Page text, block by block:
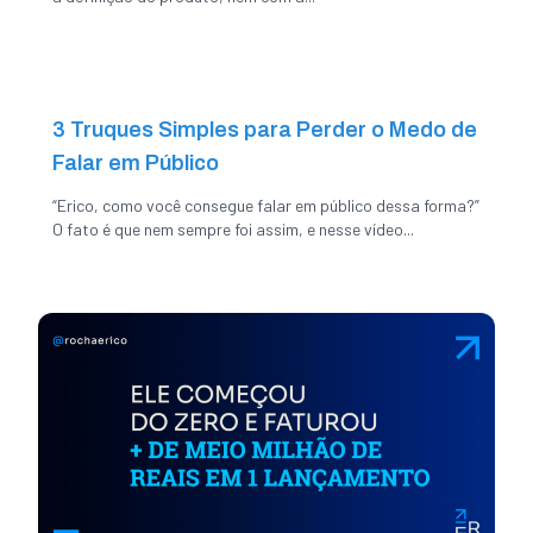
3 Truques Simples para Perder o Medo de
Falar em Público
“Erico, como você consegue falar em público dessa forma?”
O fato é que nem sempre foi assim, e nesse vídeo...